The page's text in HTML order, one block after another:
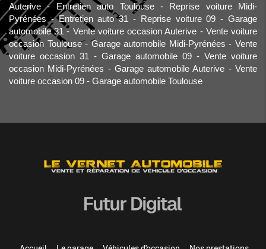
Auterive
Entretien auto Toulouse
Reprise voiture Midi-
Pyrénées
Entretien auto 31 Reprise voiture 09
Garage
automobile 31
Vente voiture occasion Auterive
Vente voiture
occasion Toulouse
Garage automobile Midi-Pyrénées
Vente
voiture occasion 31
Garage automobile 09
Vente voiture
occasion Midi-Pyrénées
Garage automobile Auterive
Vente
voiture occasion 09
Garage automobile Toulouse